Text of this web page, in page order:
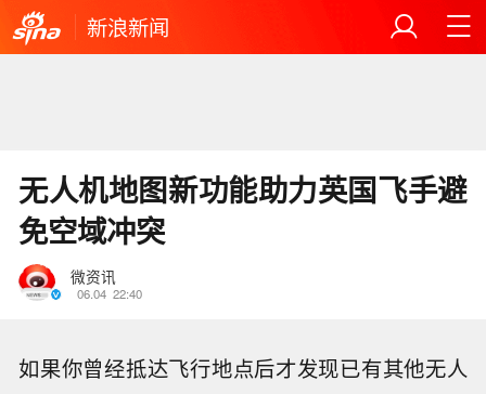
新浪新闻
无人机地图新功能助力英国飞手避
免空域冲突
微资讯
06.04 22:40
如果你曾经抵达飞行地点后才发现已有其他无人